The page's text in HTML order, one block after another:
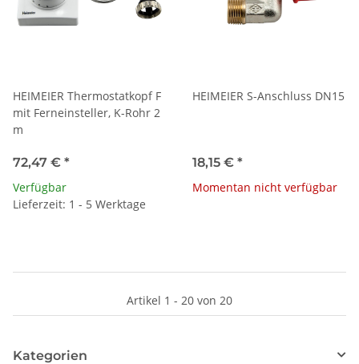
HEIMEIER Thermostatkopf F
mit Ferneinsteller, K-Rohr 2
m
72,47 € *
Verfügbar
Lieferzeit: 1 - 5 Werktage
HEIMEIER S-Anschluss DN15
18,15 € *
Momentan nicht verfügbar
Artikel 1 - 20 von 20
Kategorien